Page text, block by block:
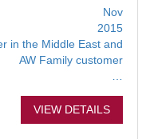
Nov
2015
in the Middle East and
AW Family customer
VIEW DETAILS